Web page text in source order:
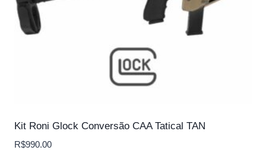
Kit Roni Glock Conversão CAA Tatical TAN
R$990.00